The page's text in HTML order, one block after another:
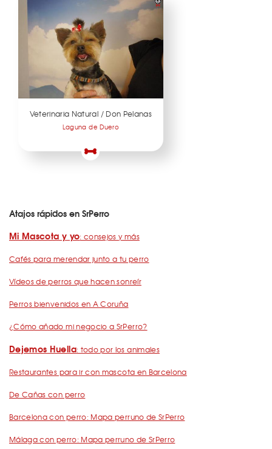
Veterinaria Natural / Don Pelanas
Laguna de Duero
Atajos rápidos en SrPerro
Mi Mascota y yo: consejos y más
Cafés para merendar junto a tu perro
Vídeos de perros que hacen sonreír
Perros bienvenidos en A Coruña
¿Cómo añado mi negocio a SrPerro?
Dejemos Huella: todo por los animales
Restaurantes para ir con mascota en Barcelona
De Cañas con perro
Barcelona con perro: Mapa perruno de SrPerro
Málaga con perro: Mapa perruno de SrPerro